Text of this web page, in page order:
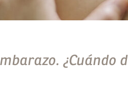
¿Cuándo